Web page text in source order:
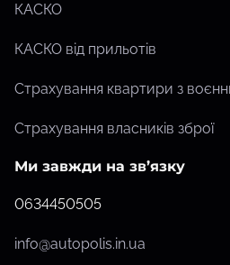
КАСКО
КАСКО від прильотів
Страхування квартири з
Страхування власників зброї
Ми завжди на зв’язку
0634450505
info@autopolis.in.ua